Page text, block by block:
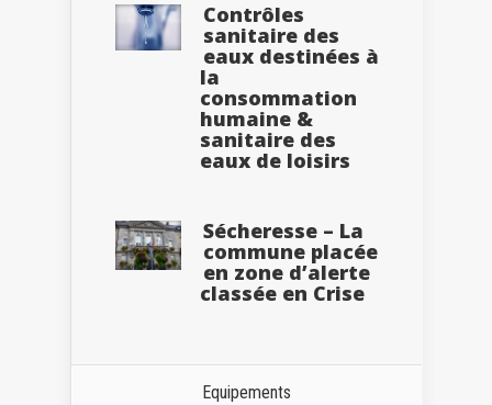
Contrôles
sanitaire des
eaux destinées à
la
consommation
humaine &
sanitaire des
eaux de loisirs
Sécheresse – La
commune placée
en zone d’alerte
classée en Crise
Equipements